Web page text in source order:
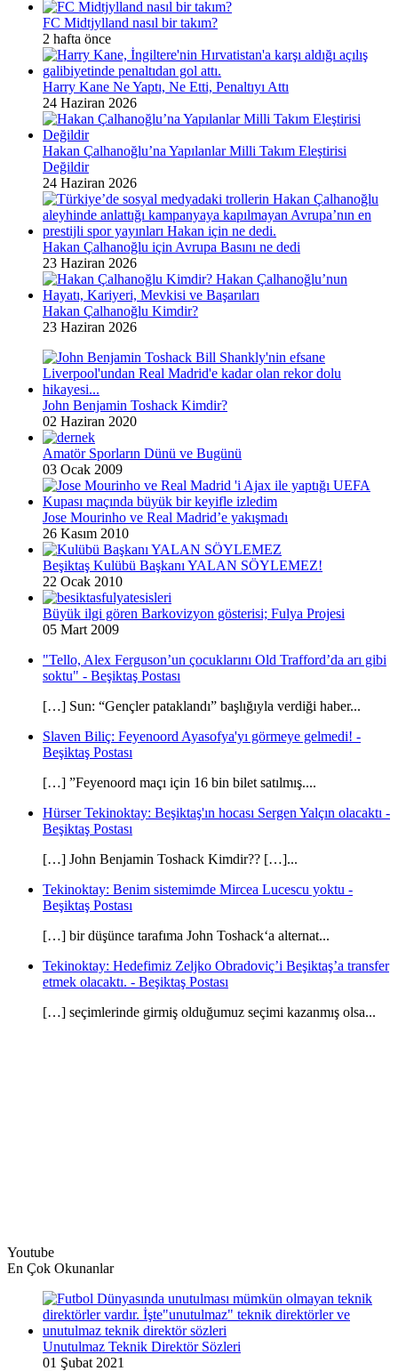
FC Midtjylland nasıl bir takım?
2 hafta önce
Harry Kane Ne Yaptı, Ne Etti, Penaltıyı Attı
24 Haziran 2026
Hakan Çalhanoğlu’na Yapılanlar Milli Takım Eleştirisi
Değildir
24 Haziran 2026
Hakan Çalhanoğlu için Avrupa Basını ne dedi
23 Haziran 2026
Hakan Çalhanoğlu Kimdir?
23 Haziran 2026
John Benjamin Toshack Kimdir?
02 Haziran 2020
Amatör Sporların Dünü ve Bugünü
03 Ocak 2009
Jose Mourinho ve Real Madrid’e yakışmadı
26 Kasım 2010
Beşiktaş Kulübü Başkanı YALAN SÖYLEMEZ!
22 Ocak 2010
Büyük ilgi gören Barkovizyon gösterisi; Fulya Projesi
05 Mart 2009
"Tello, Alex Ferguson’un çocuklarını Old Trafford’da arı gibi
soktu" - Beşiktaş Postası
[…] Sun: “Gençler pataklandı” başlığıyla verdiği haber...
Slaven Biliç: Feyenoord Ayasofya'yı görmeye gelmedi! -
Beşiktaş Postası
[…] ”Feyenoord maçı için 16 bin bilet satılmış....
Hürser Tekinoktay: Beşiktaş'ın hocası Sergen Yalçın olacaktı -
Beşiktaş Postası
[…] John Benjamin Toshack Kimdir?? […]...
Tekinoktay: Benim sistemimde Mircea Lucescu yoktu -
Beşiktaş Postası
[…] bir düşünce tarafıma John Toshack‘a alternat...
Tekinoktay: Hedefimiz Zeljko Obradoviç’i Beşiktaş’a transfer
etmek olacaktı. - Beşiktaş Postası
[…] seçimlerinde girmiş olduğumuz seçimi kazanmış olsa...
Youtube
En Çok Okunanlar
Unutulmaz Teknik Direktör Sözleri
01 Şubat 2021